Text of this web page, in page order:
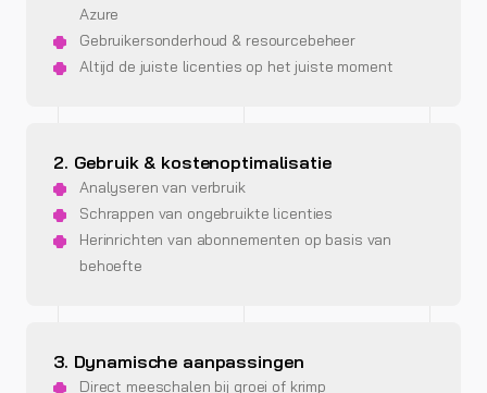
Azure
Gebruikersonderhoud & resourcebeheer
Altijd de juiste licenties op het juiste moment
2. Gebruik & kostenoptimalisatie
Analyseren van verbruik
Schrappen van ongebruikte licenties
Herinrichten van abonnementen op basis van
behoefte
3. Dynamische aanpassingen
Direct meeschalen bij groei of krimp